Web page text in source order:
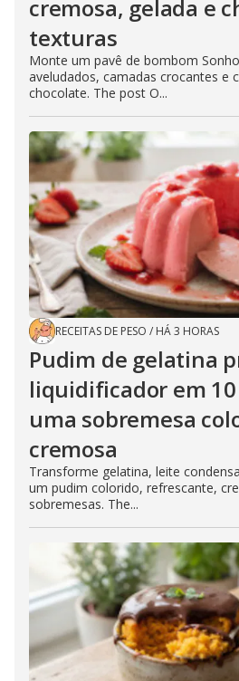
cremosa, gelada e
texturas
Monte um pavê de bombom
aveludados, camadas crocantes e
chocolate. The post O...
RECEITAS DE PESO / HÁ 3 HORAS
Pudim de gelatina
liquidificador em
uma sobremesa
cremosa
Transforme gelatina, leite
um pudim colorido, refrescante,
sobremesas. The...